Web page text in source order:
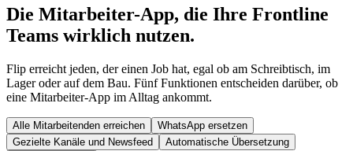
Die Mitarbeiter-App, die Ihre Frontline
Teams wirklich nutzen.
Flip erreicht jeden, der einen Job hat, egal ob am Schreibtisch, im
Lager oder auf dem Bau. Fünf Funktionen entscheiden darüber, ob
eine Mitarbeiter-App im Alltag ankommt.
Alle Mitarbeitenden erreichen
WhatsApp ersetzen
Gezielte Kanäle und Newsfeed
Automatische Übersetzung